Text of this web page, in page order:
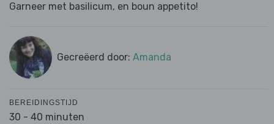
Garneer met basilicum, en boun appetito!
Gecreëerd door: Amanda
BEREIDINGSTIJD
30 - 40 minuten